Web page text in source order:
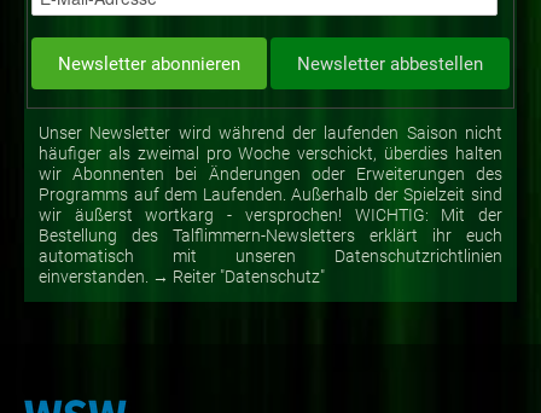
Unser Newsletter wird während der laufenden Saison nicht
häufiger als zweimal pro Woche verschickt, überdies halten
wir Abonnenten bei Änderungen oder Erweiterungen des
Programms auf dem Laufenden. Außerhalb der Spielzeit sind
wir äußerst wortkarg - versprochen! WICHTIG: Mit der
Bestellung des Talflimmern-Newsletters erklärt ihr euch
automatisch mit unseren Datenschutzrichtlinien
einverstanden. → Reiter "Datenschutz"